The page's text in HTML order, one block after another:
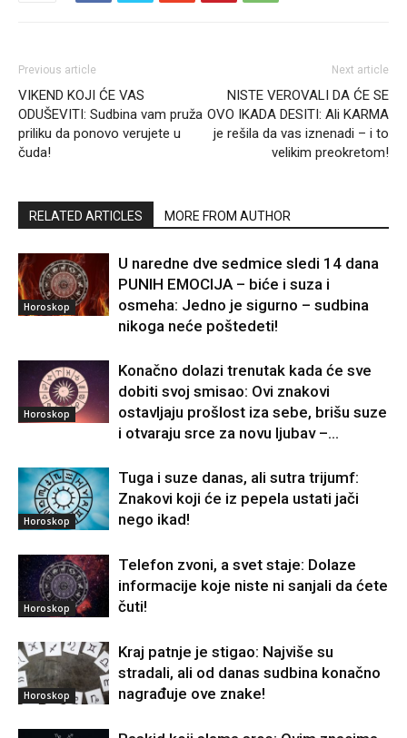
Previous article
VIKEND KOJI ĆE VAS
ODUŠEVITI: Sudbina vam pruža
priliku da ponovo verujete u
čuda!
Next article
NISTE VEROVALI DA ĆE SE
OVO IKADA DESITI: Ali KARMA
je rešila da vas iznenadi – i to
velikim preokretom!
RELATED ARTICLES MORE FROM AUTHOR
Horoskop
U naredne dve sedmice sledi 14 dana
PUNIH EMOCIJA – biće i suza i
osmeha: Jedno je sigurno – sudbina
nikoga neće poštedeti!
Horoskop
Konačno dolazi trenutak kada će sve
dobiti svoj smisao: Ovi znakovi
ostavljaju prošlost iza sebe, brišu suze
i otvaraju srce za novu ljubav –...
Horoskop
Tuga i suze danas, ali sutra trijumf:
Znakovi koji će iz pepela ustati jači
nego ikad!
Horoskop
Telefon zvoni, a svet staje: Dolaze
informacije koje niste ni sanjali da ćete
čuti!
Horoskop
Kraj patnje je stigao: Najviše su
stradali, ali od danas sudbina konačno
nagrađuje ove znake!